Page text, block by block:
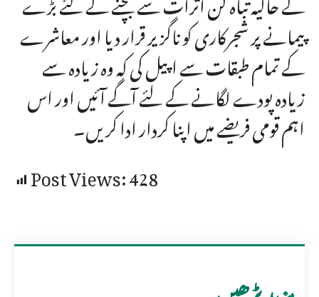
پیمانے پر شجرکاری کو ناگزیر قرار دیا اور معاشرے
کے تمام طبقات سے اپیل کی کہ وہ زیادہ سے
زیادہ پودے لگانے کے لئے آگے آئیں اور اس
اہم قومی فریضے میں اپنا کردار ادا کریں۔
Post Views:428